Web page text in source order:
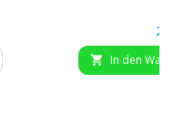
 In den